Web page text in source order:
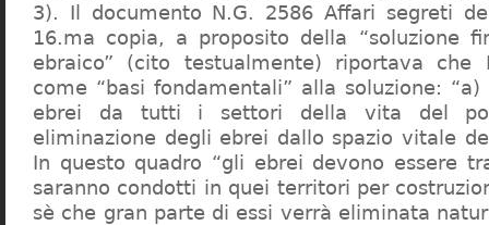
3). Il documento N.G. 2586 Affari segreti
16.ma copia, a proposito della “soluzione
ebraico” (cito testualmente) riportava che
come “basi fondamentali” alla soluzione:
ebrei da tutti i settori della vita del
eliminazione degli ebrei dallo spazio vitale
In questo quadro “gli ebrei devono essere
saranno condotti in quei territori per
sè che gran parte di essi verrà eliminata